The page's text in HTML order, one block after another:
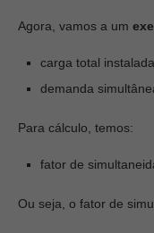
Agora, vamos a um
carga total
demanda
Para cálculo, temos:
fator de
Ou seja, o fator de